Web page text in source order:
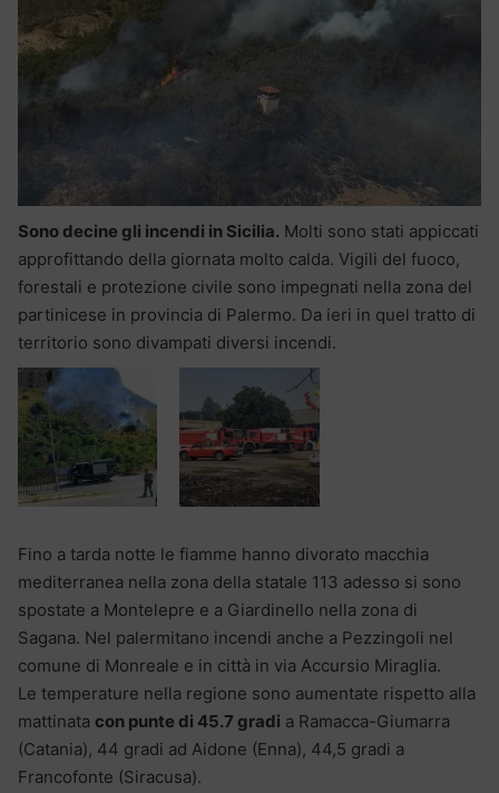
Sono decine gli incendi in Sicilia. Molti sono stati appiccati
approfittando della giornata molto calda. Vigili del fuoco,
forestali e protezione civile sono impegnati nella zona del
partinicese in provincia di Palermo. Da ieri in quel tratto di
territorio sono divampati diversi incendi.
Fino a tarda notte le fiamme hanno divorato macchia
mediterranea nella zona della statale 113 adesso si sono
spostate a Montelepre e a Giardinello nella zona di
Sagana. Nel palermitano incendi anche a Pezzingoli nel
comune di Monreale e in città in via Accursio Miraglia.
Le temperature nella regione sono aumentate rispetto alla
mattinata con punte di 45.7 gradi a Ramacca-Giumarra
(Catania), 44 gradi ad Aidone (Enna), 44,5 gradi a
Francofonte (Siracusa).